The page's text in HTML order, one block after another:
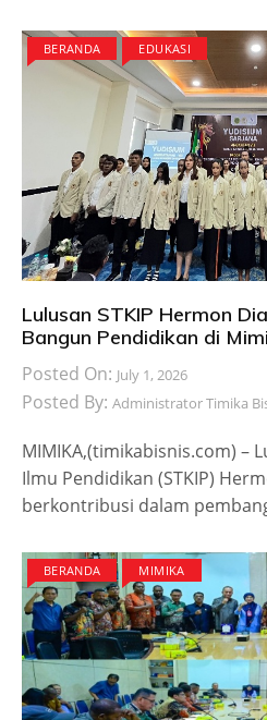
BERANDA EDUKASI
Lulusan STKIP Hermon
Bangun Pendidikan di
Posted On: July 1, 2026
Posted By: Administrator Timika
MIMIKA,(timikabisnis.com) –
Ilmu Pendidikan (STKIP)
berkontribusi dalam
BERANDA MIMIKA